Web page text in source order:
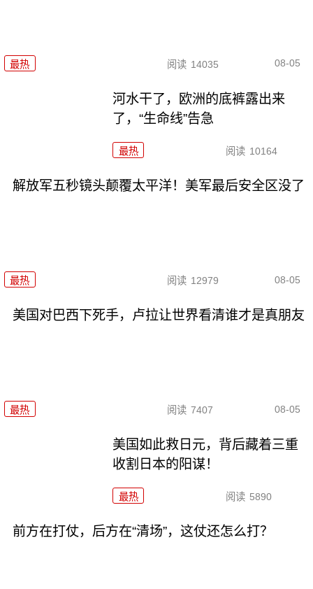
最热 阅读 14035 08-05
河水干了，欧洲的底裤露出来
了，“生命线”告急
最热 阅读 10164
解放军五秒镜头颠覆太平洋！美军最后安全区没了
最热 阅读 12979 08-05
美国对巴西下死手，卢拉让世界看清谁才是真朋友
最热 阅读 7407 08-05
美国如此救日元，背后藏着三重
收割日本的阳谋！
最热 阅读 5890
前方在打仗，后方在“清场”，这仗还怎么打？